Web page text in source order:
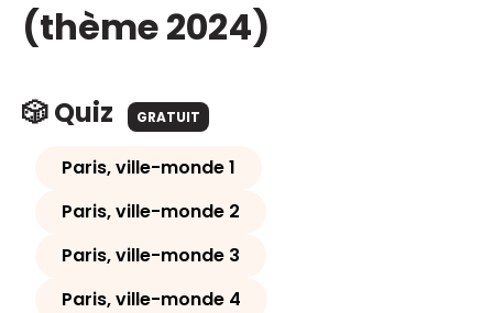
(thème 2024)
🎲 Quiz GRATUIT
Paris, ville-monde 1
Paris, ville-monde 2
Paris, ville-monde 3
Paris, ville-monde 4